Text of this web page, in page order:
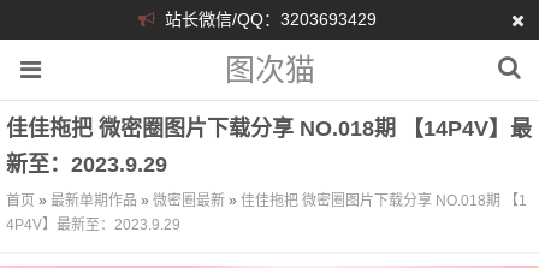
站长微信/QQ：3203693429
图次猫
佳佳拖把 微密圈图片下载分享 NO.018期 【14P4V】最
新至：2023.9.29
首页 » 最新单期作品 » 微密圈最新 » 佳佳拖把 微密圈图片下载分享 NO.018期 【1
4P4V】最新至：2023.9.29